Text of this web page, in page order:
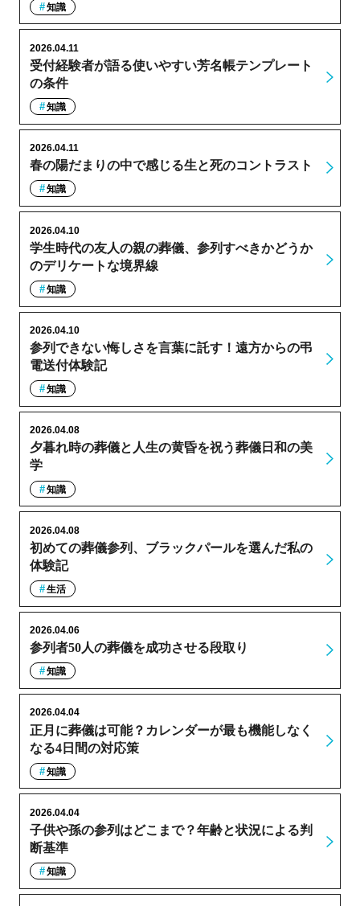
知識
受付経験者が語る使いやすい芳名帳テンプレート
の条件
2026.04.11
知識
春の陽だまりの中で感じる生と死のコントラスト
2026.04.11
知識
学生時代の友人の親の葬儀、参列すべきかどうか
のデリケートな境界線
2026.04.10
知識
参列できない悔しさを言葉に託す！遠方からの弔
電送付体験記
2026.04.10
知識
夕暮れ時の葬儀と人生の黄昏を祝う葬儀日和の美
学
2026.04.08
知識
初めての葬儀参列、ブラックパールを選んだ私の
体験記
2026.04.08
生活
参列者50人の葬儀を成功させる段取り
2026.04.06
知識
正月に葬儀は可能？カレンダーが最も機能しなく
なる4日間の対応策
2026.04.04
知識
子供や孫の参列はどこまで？年齢と状況による判
断基準
2026.04.04
知識